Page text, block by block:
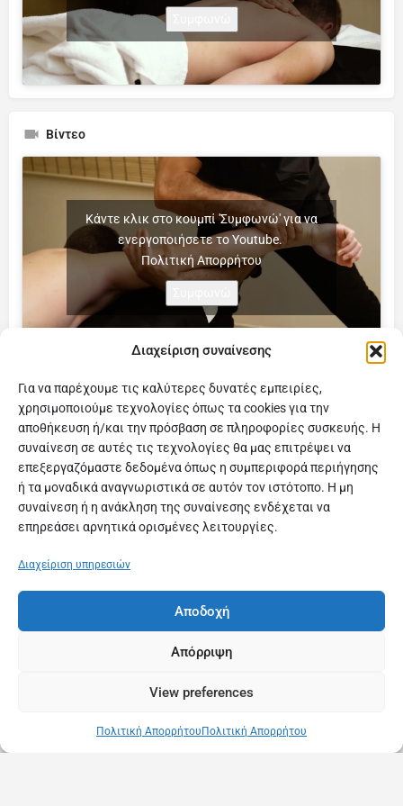
Διαχείριση συναίνεσης
Για να παρέχουμε τις καλύτερες δυνατές εμπειρίες,
χρησιμοποιούμε τεχνολογίες όπως τα cookies για την
αποθήκευση ή/και την πρόσβαση σε πληροφορίες συσκευής. Η
συναίνεση σε αυτές τις τεχνολογίες θα μας επιτρέψει να
επεξεργαζόμαστε δεδομένα όπως η συμπεριφορά περιήγησης
ή τα μοναδικά αναγνωριστικά σε αυτόν τον ιστότοπο. Η μη
συναίνεση ή η ανάκληση της συναίνεσης ενδέχεται να
επηρεάσει αρνητικά ορισμένες λειτουργίες.
Διαχείριση υπηρεσιών
Αποδοχή
Απόρριψη
View preferences
Πολιτική Απορρήτου Πολιτική Απορρήτου
Βίντεο
Κάντε κλικ στο κουμπί 'Συμφωνώ' για να
ενεργοποιήσετε το Youtube.
Πολιτική Απορρήτου